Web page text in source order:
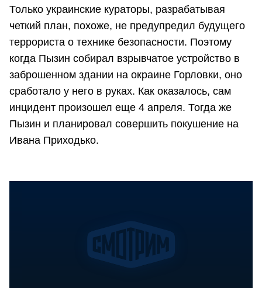
Только украинские кураторы, разрабатывая
четкий план, похоже, не предупредил будущего
террориста о технике безопасности. Поэтому
когда Пызин собирал взрывчатое устройство в
заброшенном здании на окраине Горловки, оно
сработало у него в руках. Как оказалось, сам
инцидент произошел еще 4 апреля. Тогда же
Пызин и планировал совершить покушение на
Ивана Приходько.